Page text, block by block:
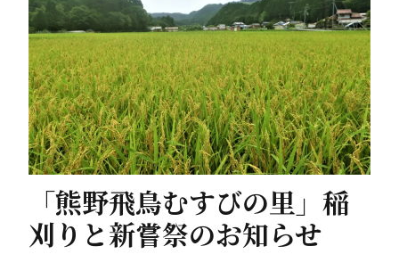
「熊野飛鳥むすびの里」稲
刈りと新嘗祭のお知らせ